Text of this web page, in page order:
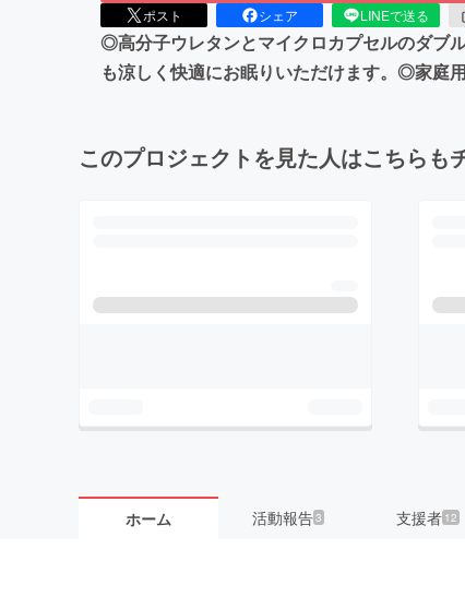
ポスト シェア LINEで送る
◎高分子ウレタンとマイクロカプセルのダブ
も涼しく快適にお眠りいただけます。◎家庭
このプロジェクトを見た人はこちらも
ホーム 活動報告3 支援者 12